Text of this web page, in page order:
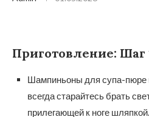
Приготовление: Шаг
Шампиньоны для супа-пюре
всегда старайтесь брать
прилегающей к ноге